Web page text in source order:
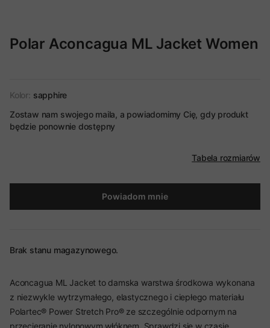
Polar Aconcagua ML Jacket Women
Kolor: sapphire
Zostaw nam swojego maila, a powiadomimy Cię, gdy produkt
będzie ponownie dostępny
Tabela rozmiarów
Powiadom mnie
Brak stanu magazynowego.
Aconcagua ML Jacket to damska warstwa środkowa wykonana
z niezwykle wytrzymałego, elastycznego i ciepłego materiału
Polartec® Power Stretch Pro® ze szczególnie odpornym na
przecieranie nylonowym włóknem. Sprawdzi się w czasie